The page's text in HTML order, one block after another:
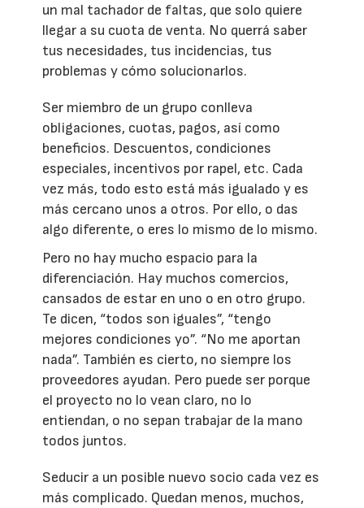
un mal tachador de faltas, que solo quiere
llegar a su cuota de venta. No querrá saber
tus necesidades, tus incidencias, tus
problemas y cómo solucionarlos.
Ser miembro de un grupo conlleva
obligaciones, cuotas, pagos, así como
beneficios. Descuentos, condiciones
especiales, incentivos por rapel, etc. Cada
vez más, todo esto está más igualado y es
más cercano unos a otros. Por ello, o das
algo diferente, o eres lo mismo de lo mismo.
Pero no hay mucho espacio para la
diferenciación. Hay muchos comercios,
cansados de estar en uno o en otro grupo.
Te dicen, “todos son iguales”, “tengo
mejores condiciones yo”. “No me aportan
nada”. También es cierto, no siempre los
proveedores ayudan. Pero puede ser porque
el proyecto no lo vean claro, no lo
entiendan, o no sepan trabajar de la mano
todos juntos.
Seducir a un posible nuevo socio cada vez es
más complicado. Quedan menos, muchos,